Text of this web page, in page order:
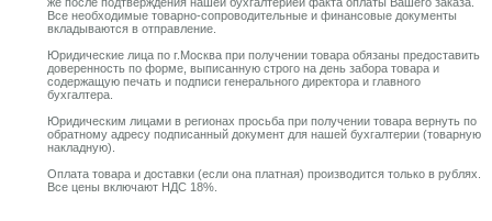
Все необходимые товарно-сопроводительные и финансовые документы
вкладываются в отправление.
Юридические лица по г.Москва при получении товара обязаны предоставить
доверенность по форме, выписанную строго на день забора товара и
содержащую печать и подписи генерального директора и главного
бухгалтера.
Юридическим лицами в регионах просьба при получении товара вернуть по
обратному адресу подписанный документ для нашей бухгалтерии (товарную
накладную).
Оплата товара и доставки (если она платная) производится только в рублях.
Все цены включают НДС 18%.